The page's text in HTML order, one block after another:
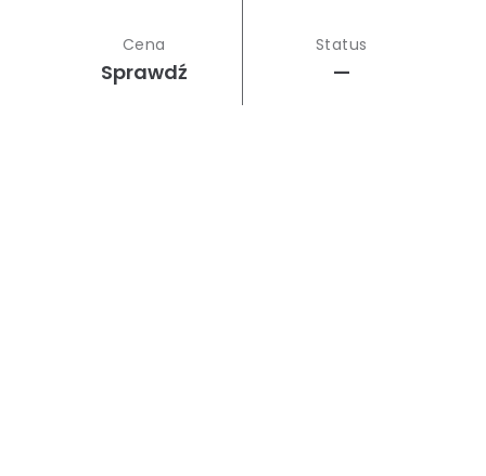
Cena
Sprawdź
Status
—